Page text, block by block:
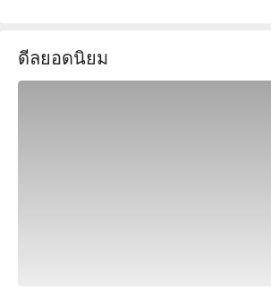
บรรยากาศภายในร้านเรียบง่ายและสว่างไสว
สบาย บรรยากาศเงียบสงบ หลังจากการช็อป
ดีลยอดนิยม